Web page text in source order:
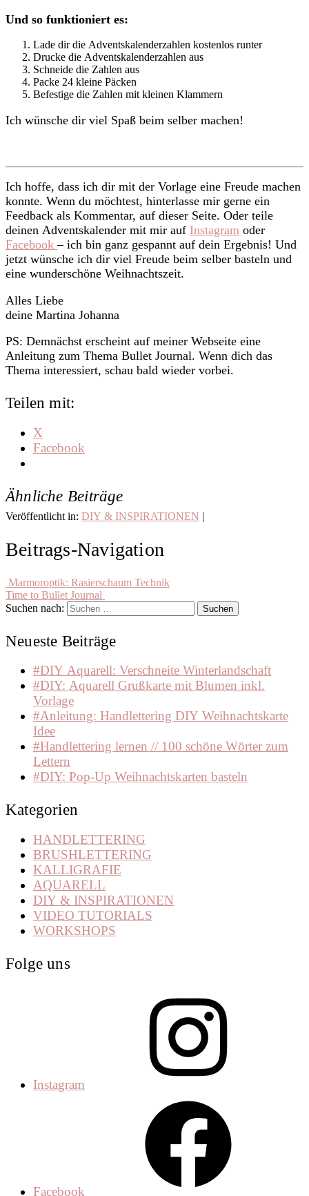
Und so funktioniert es:
Lade dir die Adventskalenderzahlen kostenlos runter
Drucke die Adventskalenderzahlen aus
Schneide die Zahlen aus
Packe 24 kleine Päcken
Befestige die Zahlen mit kleinen Klammern
Ich wünsche dir viel Spaß beim selber machen!
Ich hoffe, dass ich dir mit der Vorlage eine Freude machen
konnte. Wenn du möchtest, hinterlasse mir gerne ein
Feedback als Kommentar, auf dieser Seite. Oder teile
deinen Adventskalender mit mir auf Instagram oder
Facebook– ich bin ganz gespannt auf dein Ergebnis! Und
jetzt wünsche ich dir viel Freude beim selber basteln und
eine wunderschöne Weihnachtszeit.
Alles Liebe
deine Martina Johanna
PS: Demnächst erscheint auf meiner Webseite eine
Anleitung zum Thema Bullet Journal. Wenn dich das
Thema interessiert, schau bald wieder vorbei.
Teilen mit:
X
Facebook
Ähnliche Beiträge
Veröffentlicht in: DIY & INSPIRATIONEN |
Zahlen
Beitrags-Navigation
Marmoroptik: Rasierschaum Technik
Time to Bullet Journal
Suchen nach:
Neueste Beiträge
#DIY Aquarell: Verschneite Winterlandschaft
#DIY: Aquarell Grußkarte mit Blumen inkl.
Vorlage
#Anleitung: Handlettering DIY Weihnachtskarte
Idee
#Handlettering lernen // 100 schöne Wörter zum
Lettern
#DIY: Pop-Up Weihnachtskarten basteln
Kategorien
HANDLETTERING
BRUSHLETTERING
KALLIGRAFIE
AQUARELL
DIY & INSPIRATIONEN
VIDEO TUTORIALS
WORKSHOPS
Folge uns
Instagram
Facebook